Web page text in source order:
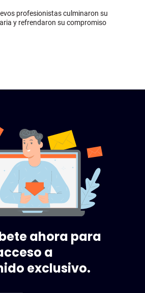
profesionistas culminaron su
y refrendaron su compromiso
ahora para
a
exclusivo.